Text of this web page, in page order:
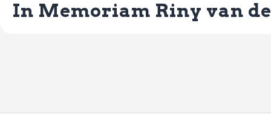
In Memoriam Riny van